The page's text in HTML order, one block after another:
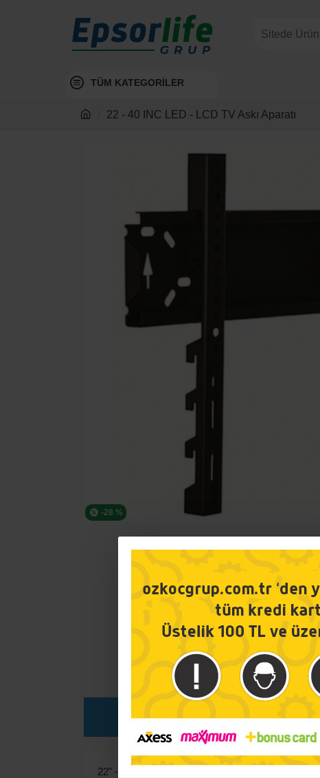
TÜM KATEGORİLER
22 - 40 INC LED - LCD TV Askı Aparatı
-28 %
ÜRÜN DETAYI
22" - 40" LCD/LED KİLİTLİ DUVAR ASKI APARATI